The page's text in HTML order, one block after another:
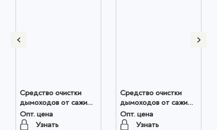
Средство очистки
дымоходов от сажи
"Трубочист Экспресс"
№ 5 оптом
Опт. цена
Узнать
Средство очистки
дымоходов от сажи
"Трубочист Экспресс"
№ 1 оптом
Опт. цена
Узнать